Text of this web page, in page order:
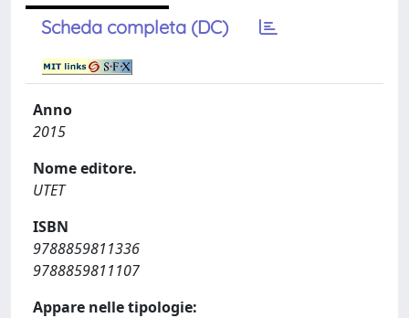
Scheda completa (DC)
Anno
2015
Nome editore.
UTET
ISBN
9788859811336
9788859811107
Appare nelle tipologie: